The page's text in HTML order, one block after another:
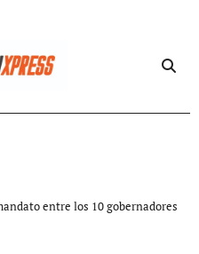
entre los 10 gobernadores